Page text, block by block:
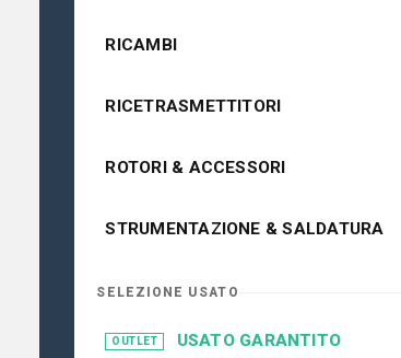
RICAMBI
RICETRASMETTITORI
ROTORI & ACCESSORI
STRUMENTAZIONE & SALDATURA
SELEZIONE USATO
OUTLET USATO GARANTITO